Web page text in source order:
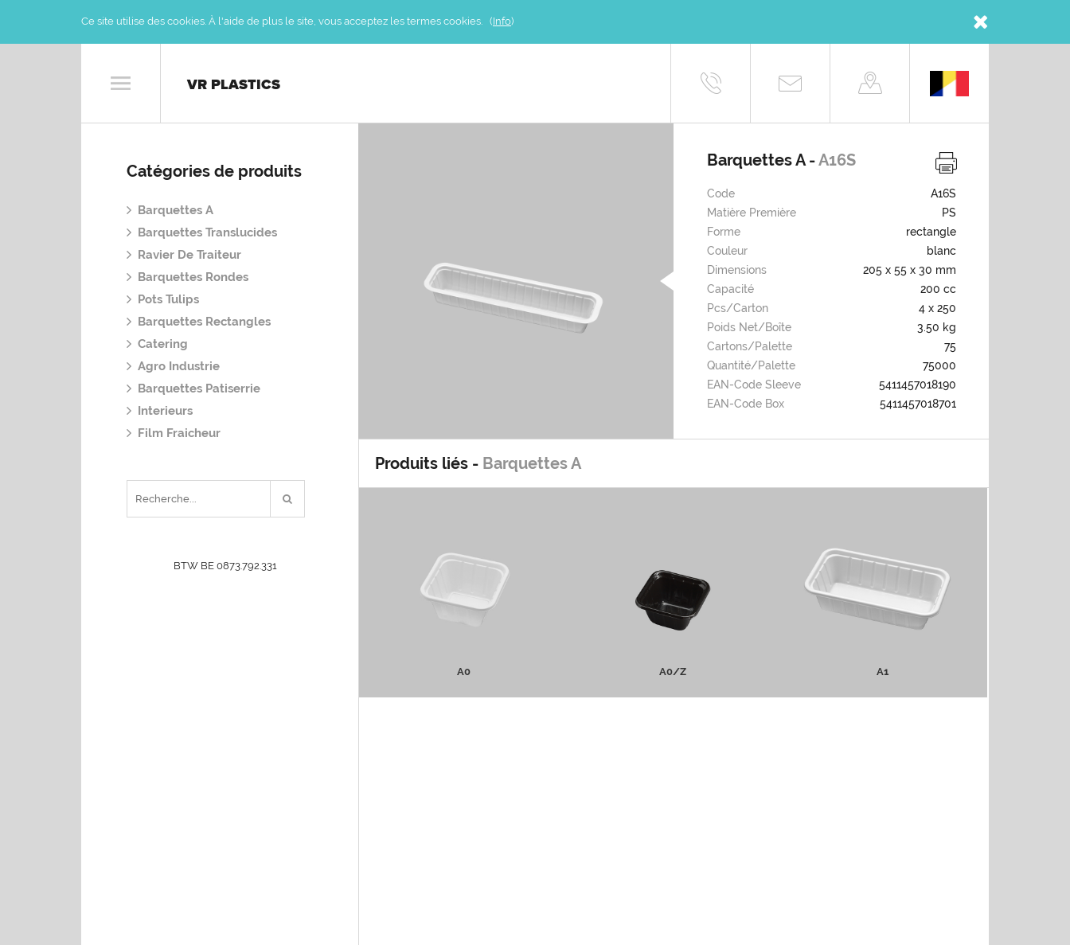
Ce site utilise des cookies. À l'aide de plus le site, vous acceptez les termes cookies. (Info)
VR PLASTICS
Catégories de produits
Barquettes A
Barquettes Translucides
Ravier De Traiteur
Barquettes Rondes
Pots Tulips
Barquettes Rectangles
Catering
Agro Industrie
Barquettes Patiserrie
Interieurs
Film Fraicheur
Barquettes A -A16S
Code
A16S
Matière Première
PS
Forme
rectangle
Couleur
blanc
Dimensions
205 x 55 x 30 mm
Capacité
200 cc
Pcs/carton
4 x 250
Poids Net/boîte
3.50 kg
Cartons/palette
75
Quantité/palette
75000
EAN-Code Sleeve
5411457018190
EAN-Code Box
5411457018701
Produits liés - Barquettes A
A0
A0
A0/Z
PLUS D'INFOS
A1
A1
PLUS D'INFOS
BTW BE 0873.792.331